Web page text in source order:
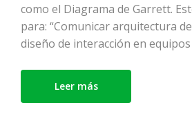
como el Diagrama de Garrett.
para: “Comunicar arquitectura
diseño de interacción en
Leer más